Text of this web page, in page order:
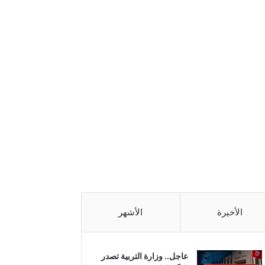
الأخيرة الأشهر
عاجل.. وزارة التربية تصدر